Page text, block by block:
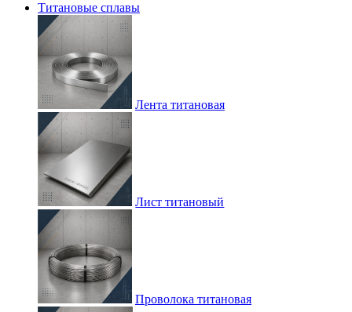
Титановые сплавы
Лента титановая
Лист титановый
Проволока титановая